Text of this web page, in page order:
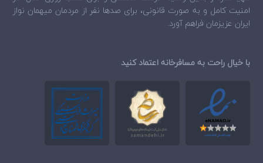
امنیت کامل و به صورت قانونی، برای صدها نفر از مردمان میهمان نواز
ایران عزیزمان فراهم آورد.
با خیال راحت به مسافرخانه اعتماد کنید